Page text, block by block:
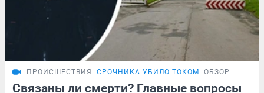
ПРОИСШЕСТВИЯ СРОЧНИКА УБИЛО ТОКОМ ОБЗОР
Связаны ли смерти? Главные вопросы